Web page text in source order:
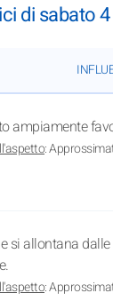
di sabato
ampiamente
:
si allontana
: